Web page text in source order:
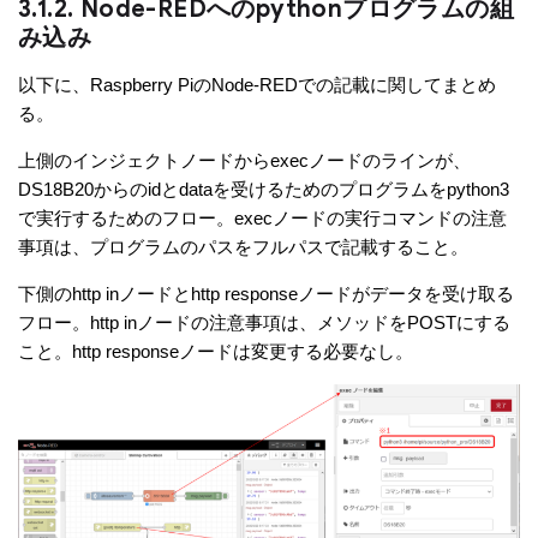
3.1.2. Node-REDへのpythonプログラムの組
み込み
以下に、Raspberry PiのNode-REDでの記載に関してまとめ
る。
上側のインジェクトノードからexecノードのラインが、
DS18B20からのidとdataを受けるためのプログラムをpython3
で実行するためのフロー。execノードの実行コマンドの注意
事項は、プログラムのパスをフルパスで記載すること。
下側のhttp inノードとhttp responseノードがデータを受け取る
フロー。http inノードの注意事項は、メソッドをPOSTにする
こと。http responseノードは変更する必要なし。